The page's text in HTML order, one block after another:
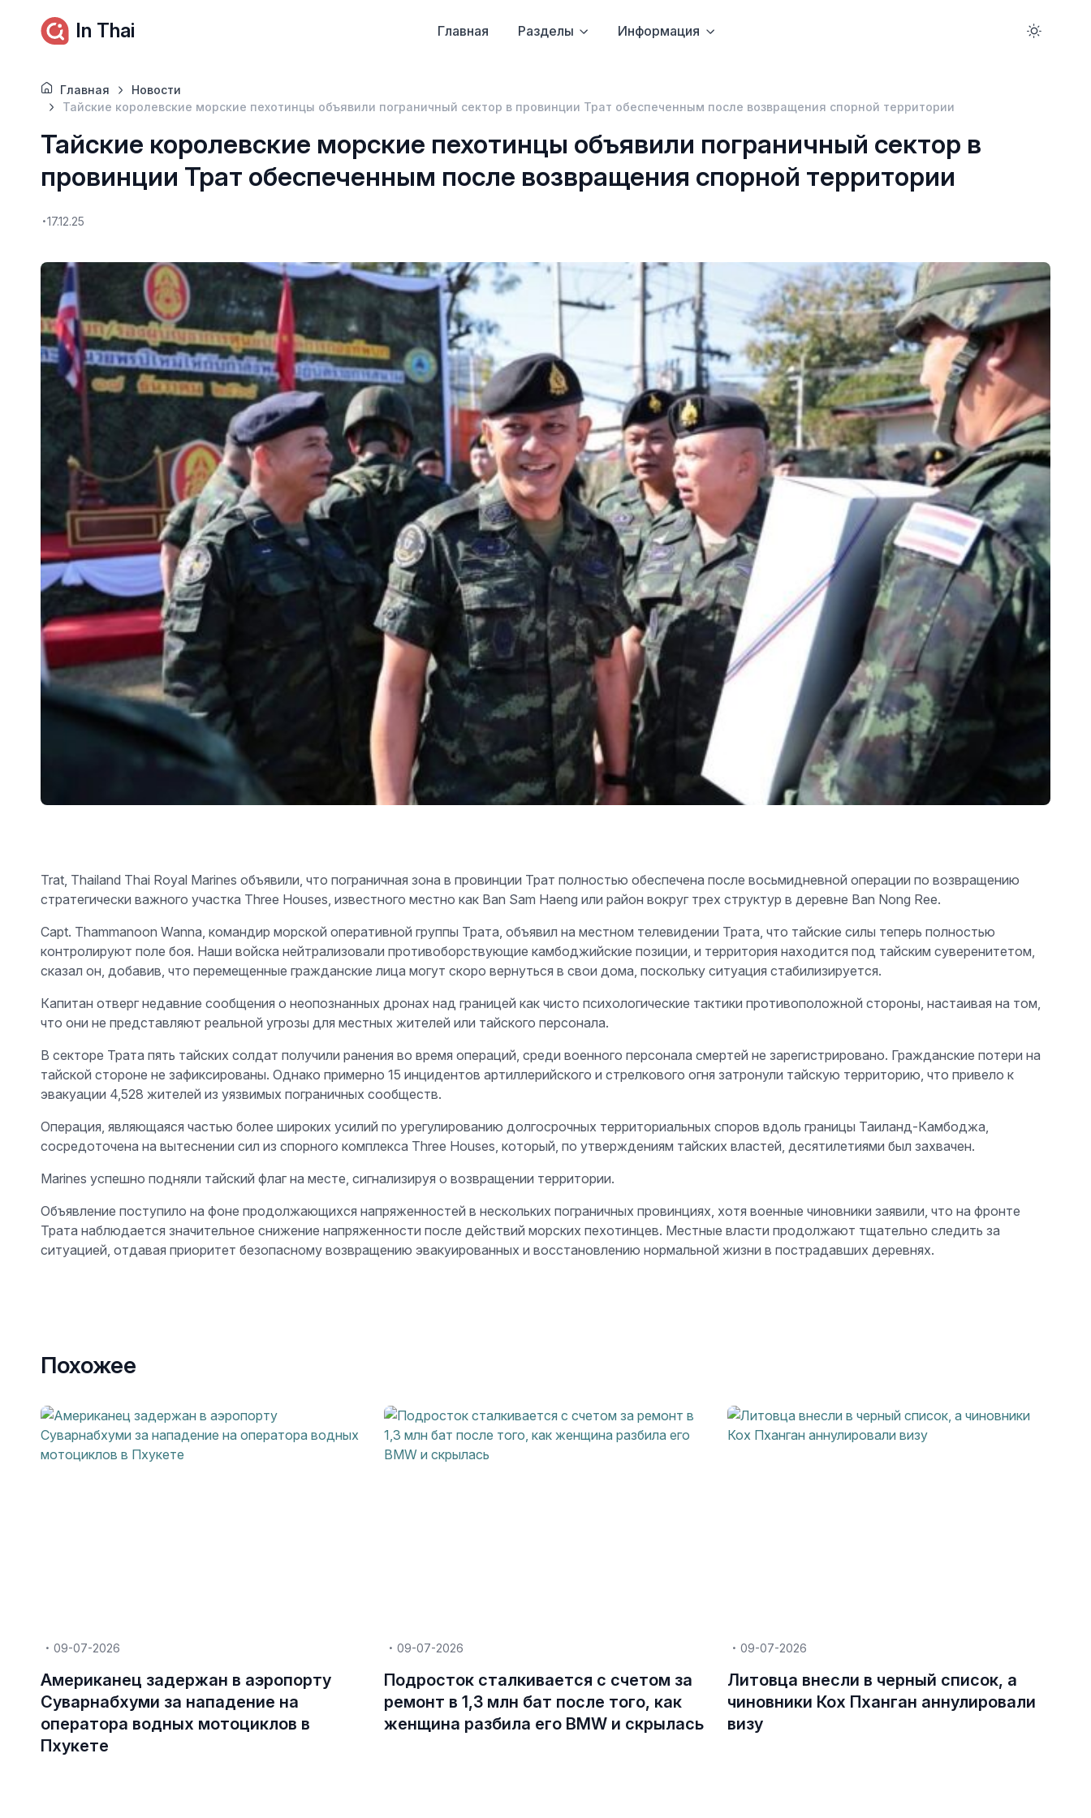
In Thai Главная Разделы Информация
Главная
Новости
Тайские королевские морские пехотинцы объявили пограничный сектор в провинции Трат обеспеченным после возвращения спорной территории
Тайские королевские морские пехотинцы объявили пограничный сектор в
провинции Трат обеспеченным после возвращения спорной территории
17.12.25
Trat, Thailand Thai Royal Marines объявили, что пограничная зона в провинции Трат полностью обеспечена после восьмидневной операции по возвращению
стратегически важного участка Three Houses, известного местно как Ban Sam Haeng или район вокруг трех структур в деревне Ban Nong Ree.
Capt. Thammanoon Wanna, командир морской оперативной группы Трата, объявил на местном телевидении Трата, что тайские силы теперь полностью
контролируют поле боя. Наши войска нейтрализовали противоборствующие камбоджийские позиции, и территория находится под тайским суверенитетом,
сказал он, добавив, что перемещенные гражданские лица могут скоро вернуться в свои дома, поскольку ситуация стабилизируется.
Капитан отверг недавние сообщения о неопознанных дронах над границей как чисто психологические тактики противоположной стороны, настаивая на том,
что они не представляют реальной угрозы для местных жителей или тайского персонала.
В секторе Трата пять тайских солдат получили ранения во время операций, среди военного персонала смертей не зарегистрировано. Гражданские потери на
тайской стороне не зафиксированы. Однако примерно 15 инцидентов артиллерийского и стрелкового огня затронули тайскую территорию, что привело к
эвакуации 4,528 жителей из уязвимых пограничных сообществ.
Операция, являющаяся частью более широких усилий по урегулированию долгосрочных территориальных споров вдоль границы Таиланд-Камбоджа,
сосредоточена на вытеснении сил из спорного комплекса Three Houses, который, по утверждениям тайских властей, десятилетиями был захвачен.
Marines успешно подняли тайский флаг на месте, сигнализируя о возвращении территории.
Объявление поступило на фоне продолжающихся напряженностей в нескольких пограничных провинциях, хотя военные чиновники заявили, что на фронте
Трата наблюдается значительное снижение напряженности после действий морских пехотинцев. Местные власти продолжают тщательно следить за
ситуацией, отдавая приоритет безопасному возвращению эвакуированных и восстановлению нормальной жизни в пострадавших деревнях.
Похожее
09-07-2026
Американец задержан в аэропорту
Суварнабхуми за нападение на
оператора водных мотоциклов в
Пхукете
09-07-2026
Подросток сталкивается с счетом за
ремонт в 1,3 млн бат после того, как
женщина разбила его BMW и скрылась
09-07-2026
Литовца внесли в черный список, а
чиновники Кох Пханган аннулировали
визу